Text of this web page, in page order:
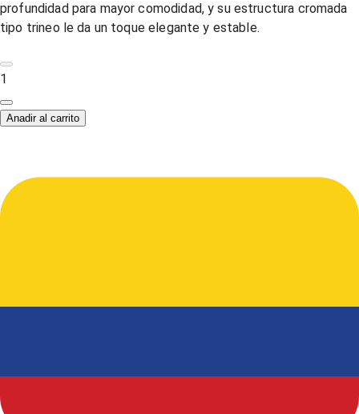
profundidad para mayor comodidad, y su estructura cromada
tipo trineo le da un toque elegante y estable.
1
Anadir al carrito